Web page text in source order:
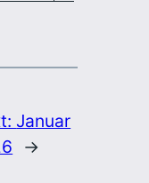
Januar
→